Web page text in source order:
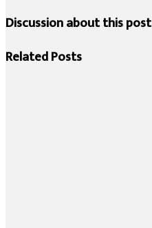
Discussion about this post
RelatedPosts